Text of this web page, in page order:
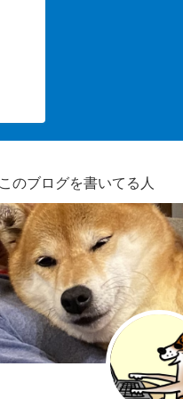
のブログを書いてる人